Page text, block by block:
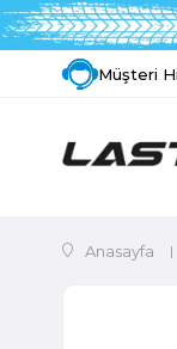
Müşteri
Anasayfa